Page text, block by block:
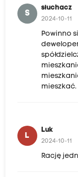
S
słuchacz
2024-10-11
Powinno
mieszkać.
L
Luk
2024-10-11
Rację